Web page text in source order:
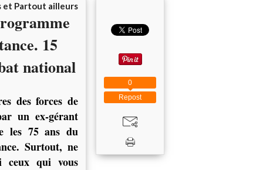
et Partout ailleurs
15
national
des forces de
un ex-gérant
les 75 ans du
Surtout, ne
ceux qui vous
Repost
0